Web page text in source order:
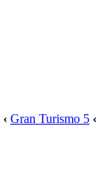
‹ Gran Turismo 5 ‹